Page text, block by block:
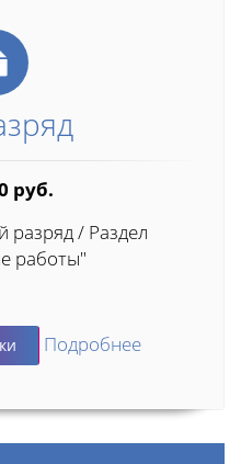
руб.
разряд / Раздел
работы"
Подробнее